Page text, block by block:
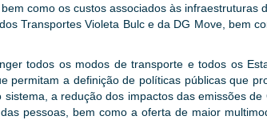
como os custos associados às infraestruturas
Transportes Violeta Bulc e da DG Move, bem
todos os modos de transporte e todos os
permitam a definição de políticas públicas que
a redução dos impactos das emissões de
pessoas, bem como a oferta de maior